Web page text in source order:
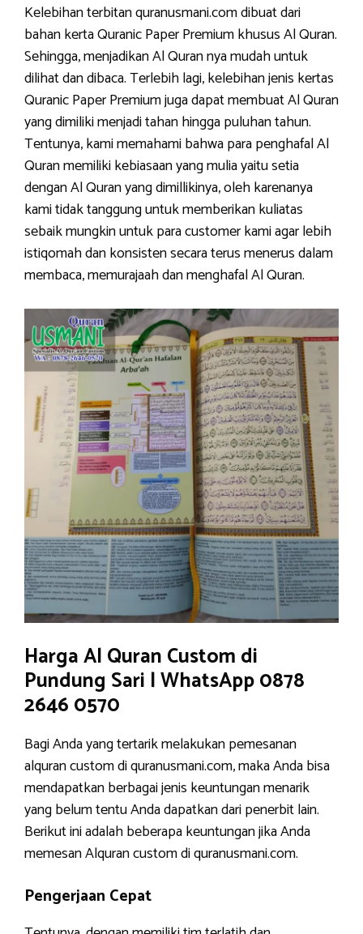
Kelebihan terbitan quranusmani.com dibuat dari
bahan kerta Quranic Paper Premium khusus Al Quran.
Sehingga, menjadikan Al Quran nya mudah untuk
dilihat dan dibaca. Terlebih lagi, kelebihan jenis kertas
Quranic Paper Premium juga dapat membuat Al Quran
yang dimiliki menjadi tahan hingga puluhan tahun.
Tentunya, kami memahami bahwa para penghafal Al
Quran memiliki kebiasaan yang mulia yaitu setia
dengan Al Quran yang dimillikinya, oleh karenanya
kami tidak tanggung untuk memberikan kuliatas
sebaik mungkin untuk para customer kami agar lebih
istiqomah dan konsisten secara terus menerus dalam
membaca, memurajaah dan menghafal Al Quran.
Harga Al Quran Custom di
Pundung Sari | WhatsApp 0878
2646 0570
Bagi Anda yang tertarik melakukan pemesanan
alquran custom di quranusmani.com, maka Anda bisa
mendapatkan berbagai jenis keuntungan menarik
yang belum tentu Anda dapatkan dari penerbit lain.
Berikut ini adalah beberapa keuntungan jika Anda
memesan Alquran custom di quranusmani.com.
Pengerjaan Cepat